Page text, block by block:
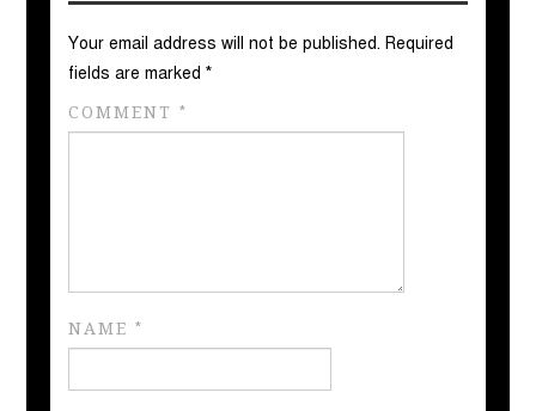
Your email address will not be published. Required
fields are marked*
COMMENT*
NAME*